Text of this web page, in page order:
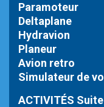
Paramoteur
Deltaplane
Hydravion
Planeur
Avion retro
Simulateur de vol
ACTIVITÉS Suite